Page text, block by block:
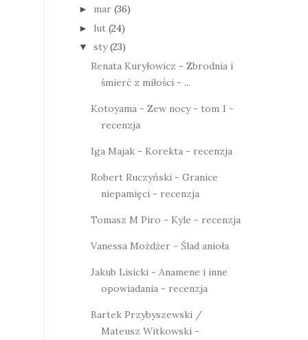
► mar (36)
► lut (24)
▼ sty (23)
Renata Kuryłowicz - Zbrodnia i
śmierć z miłości - ...
Kotoyama - Zew nocy - tom 1 -
recenzja
Iga Majak - Korekta - recenzja
Robert Ruczyński - Granice
niepamięci - recenzja
Tomasz M Piro - Kyle - recenzja
Vanessa Możdżer - Ślad anioła
Jakub Lisicki - Anamene i inne
opowiadania - recenzja
Bartek Przybyszewski /
Mateusz Witkowski -